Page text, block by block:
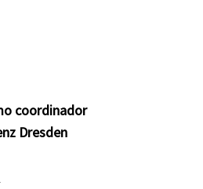
coordinador
Dresden